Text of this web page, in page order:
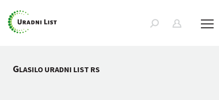
GLASILO URADNI LIST RS